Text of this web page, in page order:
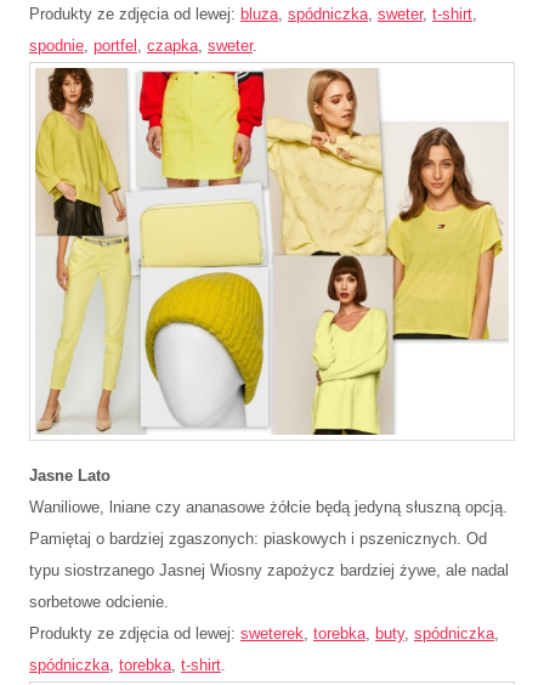
Produkty ze zdjęcia od lewej: bluza spódniczka sweter, t-shirt
spodnie portfel czapka sweter.
Jasne Lato
Waniliowe, lniane czy ananasowe żółcie będą jedyną słuszną opcją.
Pamiętaj o bardziej zgaszonych: piaskowych i pszenicznych. Od
typu siostrzanego Jasnej Wiosny zapożycz bardziej żywe, ale nadal
sorbetowe odcienie.
Produkty ze zdjęcia od lewej: sweterek, torebka, buty, spódniczka,
spódniczka, torebka, t-shirt.